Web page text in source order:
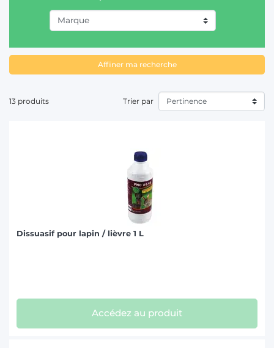
adaptés à vos besoins spécifiques. Nos options variées
incluent des tapettes, des pièges électriques, des raticides,
des pâtes appât, des blocs, et même des dispositifs à
répondre à tous vos besoins de lutte contre les nuisibles.
Affiner ma recherche
13 produits Trier par
Dissuasif pour lapin / lièvre 1 L
Accédez au produit